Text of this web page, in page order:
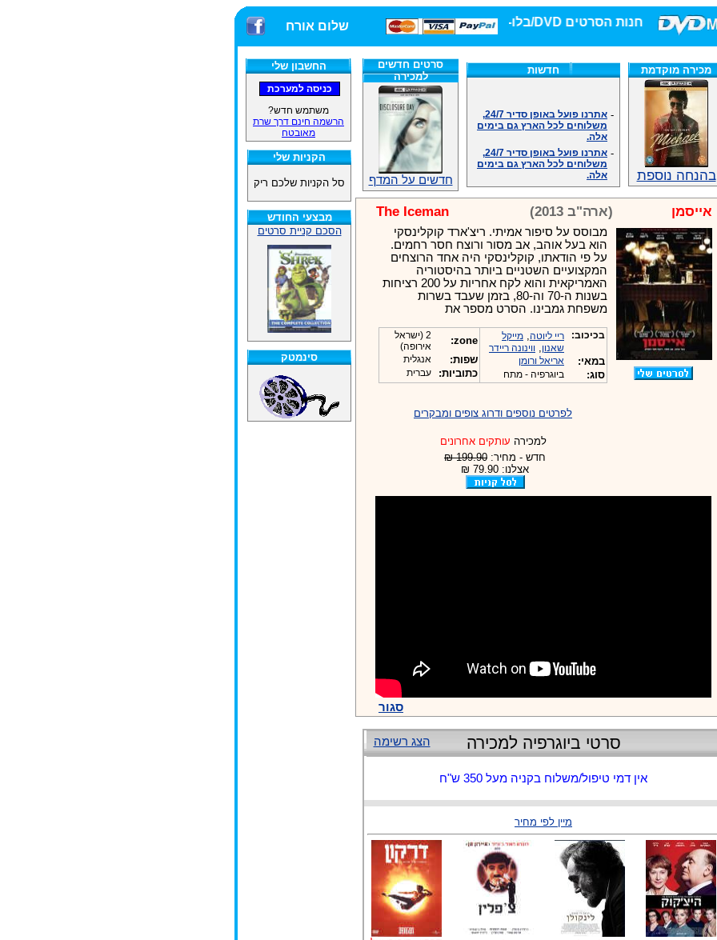
חנות הסרטים DVD/בלו-ריי/3D הגדולה ביותר! שלום אורח
החשבון שלי
משתמש חדש?
הרשמה חינם דרך שרת
מאובטח
הקניות שלי
סל הקניות שלכם ריק
מבצעי החודש
הסכם קניית סרטים
סינמטק
מכירה מוקדמת
בהנחה נוספת
חדשות
משלוחים לכל הארץ גם בימים
אלה.
משלוחים לכל הארץ גם בימים
אלה.
אנחנו כאן לכול שאלה וזמינים
במענה הטלפוני שלנו.ובמייל
.האתר לרשותכם פעיל 24/7
-מענה טלפוני: 09-7652392
צוות דיוידי מאסטר ישיר.
זמינים במייל ובטלפון. האתר
לרשותכם פעיל 24/7
צוות דיוידי מאסטר ישיר.
אנחנו כאן לכול שאלה וזמינים
במענה הטלפוני שלנו.ובמייל
מענה טלפוני: 09-7652392
צוות דיוידי מאסטר ישיר.
סרטים חדשים
למכירה
חדשים על המדף
אייסמן (ארה"ב 2013) The Iceman
מבוסס על סיפור אמיתי. ריצ'ארד קוקלינסקי
הוא בעל אוהב, אב מסור ורוצח חסר רחמים.
על פי הודאתו, קוקלינסקי היה אחד הרוצחים
המקצועיים השטניים ביותר בהיסטוריה
האמריקאית והוא לקח אחריות על 200 רציחות
בשנות ה-70 וה-80, בזמן שעבד בשרות
משפחת גמבינו. הסרט מספר את
בכיכוב: ריי ליוטה, מייקל
שאנון, ווינונה ריידר
במאי: אריאל ורומן
סוג: ביוגרפיה - מתח
zone:
2 (ישראל
אירופה)
שפות: אנגלית
כתוביות: עברית
לפרטים נוספים ודרוג צופים ומבקרים
למכירה עותקים אחרונים
חדש - מחיר: 199.90 ₪
אצלנו: 79.90 ₪
סגור
הצג רשימה סרטי ביוגרפיה למכירה
אין דמי טיפול/משלוח בקניה מעל 350 ש"ח
מיין לפי מחיר